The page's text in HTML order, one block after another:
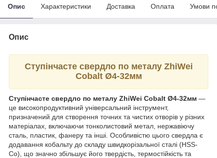
Опис Характеристики Доставка Оплата Умови
Опис
Ступінчасте свердло по металу ZhiWei
Cobalt Ø4-32мм
Ступінчасте свердло по металу ZhiWei Cobalt Ø4-32мм —
це високопродуктивний універсальний інструмент,
призначений для створення точних та чистих отворів у різних
матеріалах, включаючи тонколистовий метал, нержавіючу
сталь, пластик, фанеру та інші. Особливістю цього свердла є
додавання кобальту до складу швидкорізальної сталі (HSS-
Co), що значно збільшує його твердість, термостійкість та